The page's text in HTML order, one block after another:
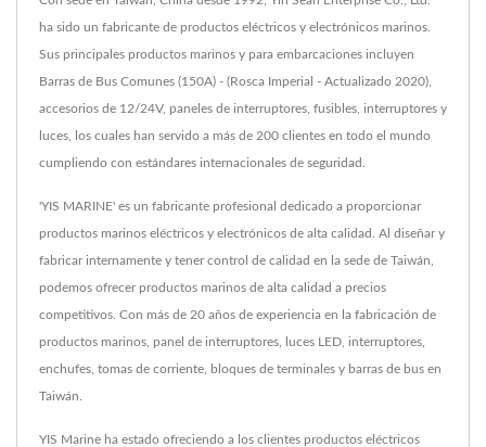
ha sido un fabricante de productos eléctricos y electrónicos marinos.
Sus principales productos marinos y para embarcaciones incluyen
Barras de Bus Comunes (150A) - (Rosca Imperial - Actualizado 2020),
accesorios de 12/24V, paneles de interruptores, fusibles, interruptores y
luces, los cuales han servido a más de 200 clientes en todo el mundo
cumpliendo con estándares internacionales de seguridad.
'YIS MARINE' es un fabricante profesional dedicado a proporcionar
productos marinos eléctricos y electrónicos de alta calidad. Al diseñar y
fabricar internamente y tener control de calidad en la sede de Taiwán,
podemos ofrecer productos marinos de alta calidad a precios
competitivos. Con más de 20 años de experiencia en la fabricación de
productos marinos, panel de interruptores, luces LED, interruptores,
enchufes, tomas de corriente, bloques de terminales y barras de bus en
Taiwán.
YIS Marine ha estado ofreciendo a los clientes productos eléctricos